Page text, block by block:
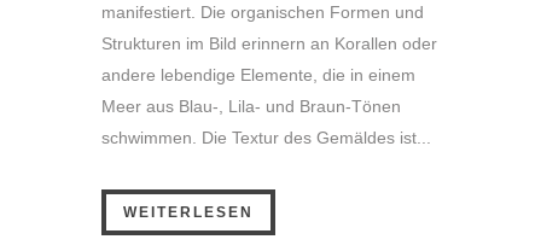
manifestiert. Die organischen Formen und
Strukturen im Bild erinnern an Korallen oder
andere lebendige Elemente, die in einem
Meer aus Blau-, Lila- und Braun-Tönen
schwimmen. Die Textur des Gemäldes ist...
WEITERLESEN